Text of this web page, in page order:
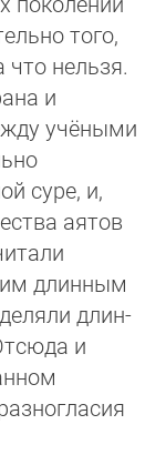
того,
нельзя.
и
учё­ны­ми
суре, и,
аятов
длин­ным
длин­
и